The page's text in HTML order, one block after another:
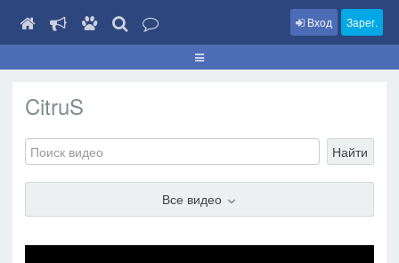
Вход Зарег.
CitruS
Найти
Все видео